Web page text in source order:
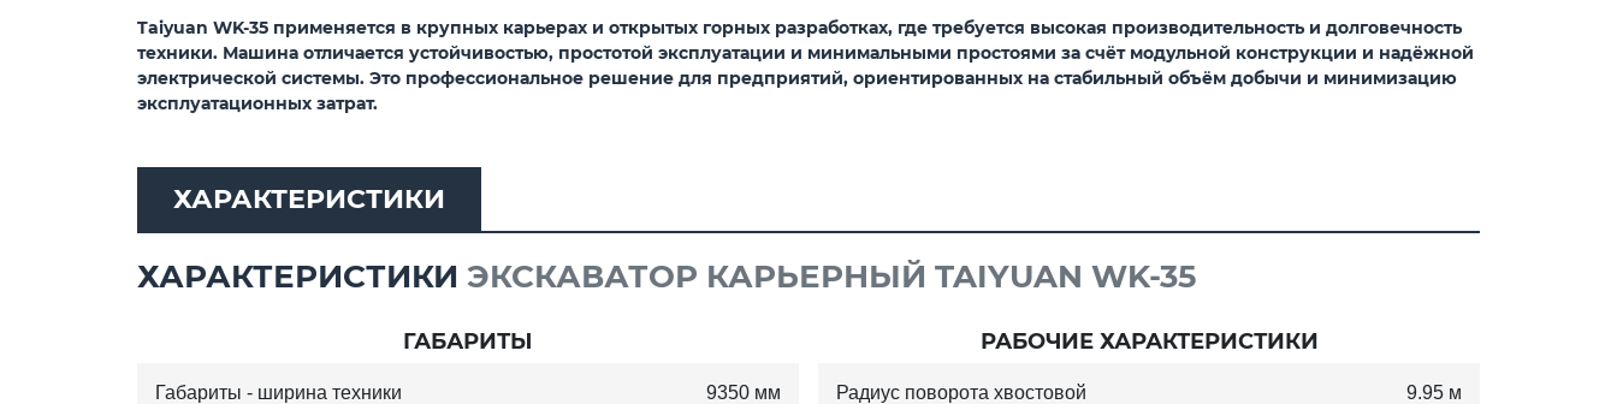
Taiyuan WK-35 применяется в крупных карьерах и открытых горных разработках, где требуется высокая производительность и долговечность
техники. Машина отличается устойчивостью, простотой эксплуатации и минимальными простоями за счёт модульной конструкции и надёжной
электрической системы. Это профессиональное решение для предприятий, ориентированных на стабильный объём добычи и минимизацию
эксплуатационных затрат.
ХАРАКТЕРИСТИКИ
ХАРАКТЕРИСТИКИ ЭКСКАВАТОР КАРЬЕРНЫЙ TAIYUAN WK-35
ГАБАРИТЫ
Габариты - ширина техники 9350 мм
РАБОЧИЕ ХАРАКТЕРИСТИКИ
Радиус поворота хвостовой
9.95 м